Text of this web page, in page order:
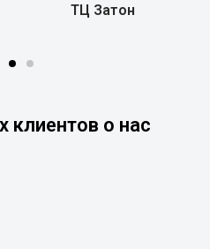
ТЦ Затон
клиентов о нас